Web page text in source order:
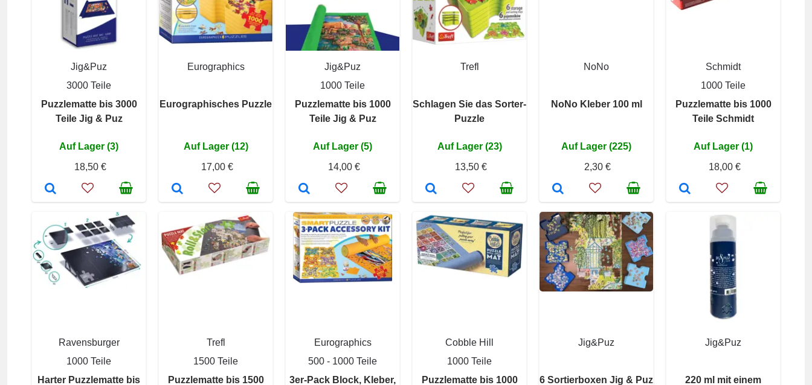
Jig&Puz
3000 Teile
Puzzlematte bis 3000
Teile Jig & Puz
Auf Lager (3)
18,50 €
Eurographics
Eurographisches Puzzle
Auf Lager (12)
17,00 €
Jig&Puz
1000 Teile
Puzzlematte bis 1000
Teile Jig & Puz
Auf Lager (5)
14,00 €
Trefl
Schlagen Sie das Sorter-
Puzzle
Auf Lager (23)
13,50 €
NoNo
NoNo Kleber 100 ml
Auf Lager (225)
2,30 €
Schmidt
1000 Teile
Puzzlematte bis 1000
Teile Schmidt
Auf Lager (1)
18,00 €
Ravensburger
1000 Teile
Harter Puzzlematte bis
Trefl
1500 Teile
Puzzlematte bis 1500
Eurographics
500 - 1000 Teile
3er-Pack Block, Kleber,
Cobble Hill
1000 Teile
Puzzlematte bis 1000
Jig&Puz
6 Sortierboxen Jig & Puz
Jig&Puz
220 ml mit einem